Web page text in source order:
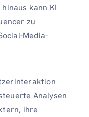
kann KI
zu
Media-
Analysen
ihre